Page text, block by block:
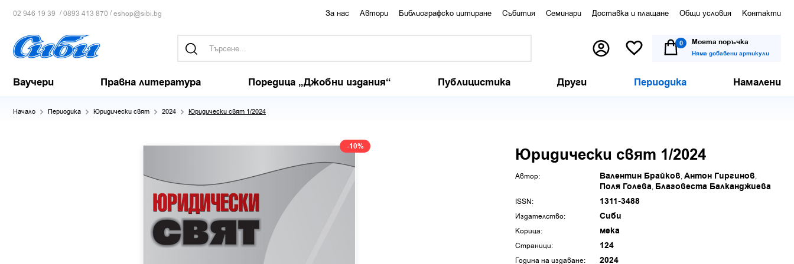
02 946 19 39 /0893 413 870 /eshop@sibi.bg За нас Автори Библиографско цитиране Събития Семинари Доставка и плащане Общи условия Контакти
0 Моята поръчка
Няма добавени артикули
Ваучери Правна литература Поредица „Джобни издания“ Публицистика Други Периодика Намалени
Начало Периодика Юридически свят 2024 Юридически свят 1/2024
-10% Юридически свят 1/2024
Автор: Валентин Брайков Антон Гиргинов
Поля Голева Благовеста Балканджиева
ISSN: 1311-3488
Издателство: Сиби
Корица: мека
Страници: 124
Година на издаване: 2024